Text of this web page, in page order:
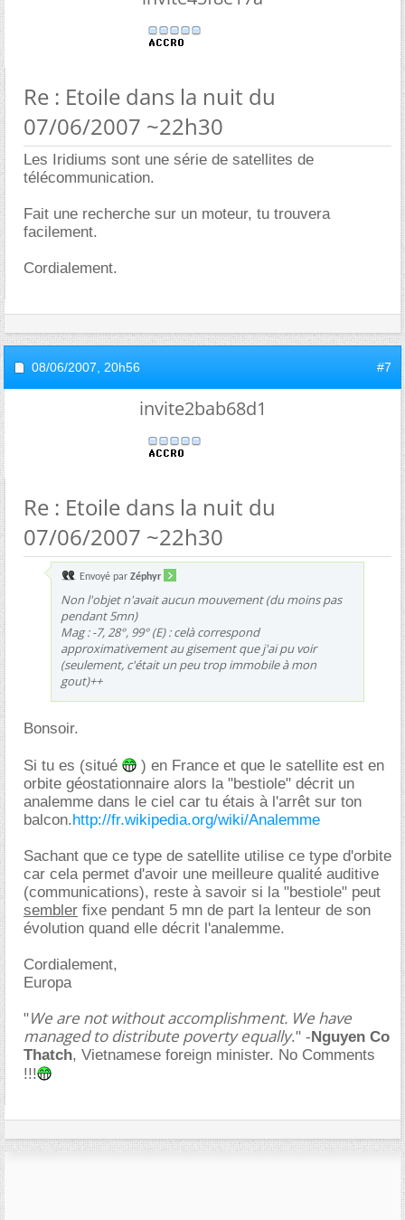
Re : Etoile dans la nuit du
07/06/2007 ~22h30
Les Iridiums sont une série de satellites de
télécommunication.
Fait une recherche sur un moteur, tu trouvera
facilement.
Cordialement.
08/06/2007, 20h56 #7
invite2bab68d1
Re : Etoile dans la nuit du
07/06/2007 ~22h30
Envoyé par Zéphyr
Non l'objet n'avait aucun mouvement (du moins pas
pendant 5mn)
Mag : -7, 28°, 99° (E) : celà correspond
approximativement au gisement que j'ai pu voir
(seulement, c'était un peu trop immobile à mon
gout)++
Bonsoir.
Si tu es (situé
) en France et que le satellite est en
orbite géostationnaire alors la "bestiole" décrit un
analemme dans le ciel car tu étais à l'arrêt sur ton
balcon.http://fr.wikipedia.org/wiki/Analemme
Sachant que ce type de satellite utilise ce type d'orbite
car cela permet d'avoir une meilleure qualité auditive
(communications), reste à savoir si la "bestiole" peut
sembler fixe pendant 5 mn de part la lenteur de son
évolution quand elle décrit l'analemme.
Cordialement,
Europa
"We are not without accomplishment. We have
managed to distribute poverty equally." -Nguyen Co
Thatch, Vietnamese foreign minister. No Comments
!!!